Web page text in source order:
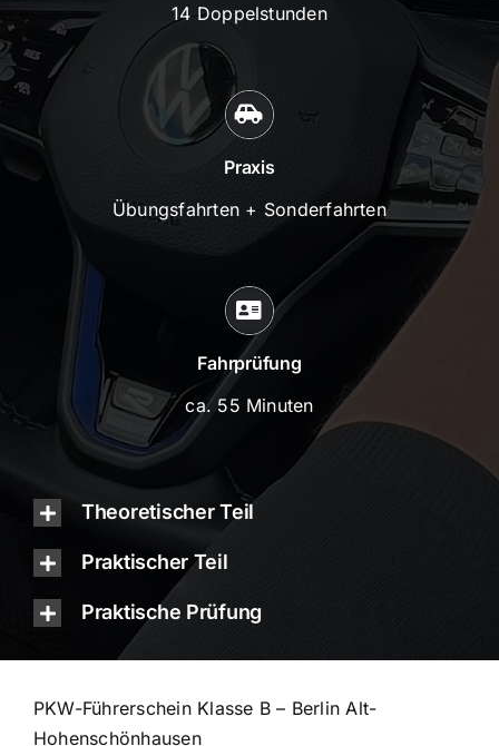
14 Doppelstunden
Praxis
Übungsfahrten + Sonderfahrten
Fahrprüfung
ca. 55 Minuten
Theoretischer Teil
Praktischer Teil
Praktische Prüfung
PKW-Führerschein Klasse B – Berlin Alt-
Hohenschönhausen